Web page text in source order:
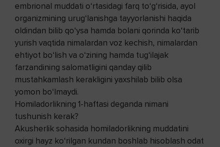
embrional muddati o‘rtasidagi farq to‘g‘risida, ayol
organizmining urug‘lanishga tayyorlanishi haqida
oldindan bilib qo‘ysa hamda bolani qorinda ko‘tarib
yurish vaqtida nimalardan voz kechish, nimalardan
ehtiyot bo‘lish va o‘zining hamda tug‘ilajak
farzandining salomatligini qanday qilib
mustahkamlash kerakligini yaxshilab bilib olsa
yomon bo‘lmaydi.
Homiladorlikning 1-haftasi deganda nimani
tushunish kerak?
Akusherlik sohasida homiladorlikning muddatini
oxirgi hayz ko‘rilgan kundan boshlab hisoblash odat